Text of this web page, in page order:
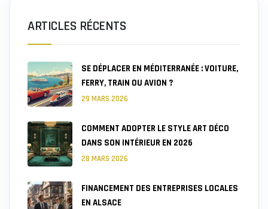
ARTICLES RÉCENTS
SE DÉPLACER EN MÉDITERRANÉE : VOITURE,
FERRY, TRAIN OU AVION ?
29 MARS 2026
COMMENT ADOPTER LE STYLE ART DÉCO
DANS SON INTÉRIEUR EN 2026
28 MARS 2026
FINANCEMENT DES ENTREPRISES LOCALES
EN ALSACE